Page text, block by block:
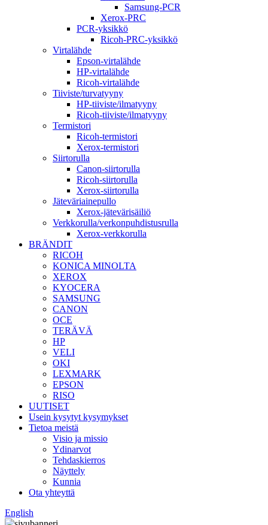
Samsung-PCR
Xerox-PRC
PCR-yksikkö
Ricoh-PRC-yksikkö
Virtalähde
Epson-virtalähde
HP-virtalähde
Ricoh-virtalähde
Tiiviste/turvatyyny
HP-tiiviste/ilmatyyny
Ricoh-tiiviste/ilmatyyny
Termistori
Ricoh-termistori
Xerox-termistori
Siirtorulla
Canon-siirtorulla
Ricoh-siirtorulla
Xerox-siirtorulla
Jäteväriainepullo
Xerox-jätevärisäiliö
Verkkorulla/verkonpuhdistusrulla
Xerox-verkkorulla
BRÄNDIT
RICOH
KONICA MINOLTA
XEROX
KYOCERA
SAMSUNG
CANON
OCE
TERÄVÄ
HP
VELI
OKI
LEXMARK
EPSON
RISO
UUTISET
Usein kysytyt kysymykset
Tietoa meistä
Visio ja missio
Ydinarvot
Tehdaskierros
Näyttely
Kunnia
Ota yhteyttä
English